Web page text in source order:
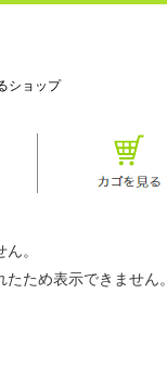
ショップ
。
ため表示できません。